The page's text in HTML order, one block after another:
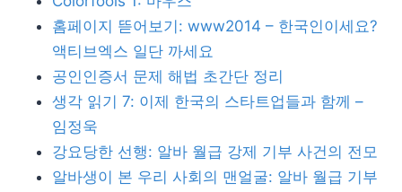
홈페이지 뜯어보기: www2014 – 한국인이세요?
액티브엑스 일단 까세요
공인인증서 문제 해법 초간단 정리
생각 읽기 7: 이제 한국의 스타트업들과 함께 –
임정욱
강요당한 선행: 알바 월급 강제 기부 사건의 전모
알바생이 본 우리 사회의 맨얼굴: 알바 월급 기부